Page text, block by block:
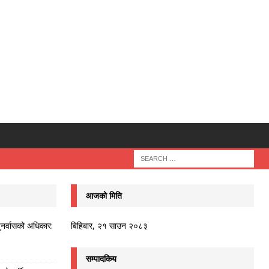
अधिकार:
आजको मिति
बिहिबार, २१ साउन २०८३
सम्पादकिय